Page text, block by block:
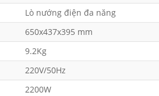
Lò nướng điện đa năng
650x437x395 mm
9.2Kg
220V/50Hz
2200W